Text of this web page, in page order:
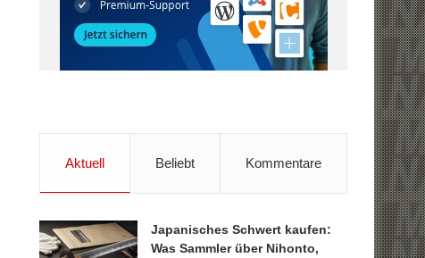
Aktuell Beliebt Kommentare
Japanisches Schwert kaufen:
Was Sammler über Nihonto,